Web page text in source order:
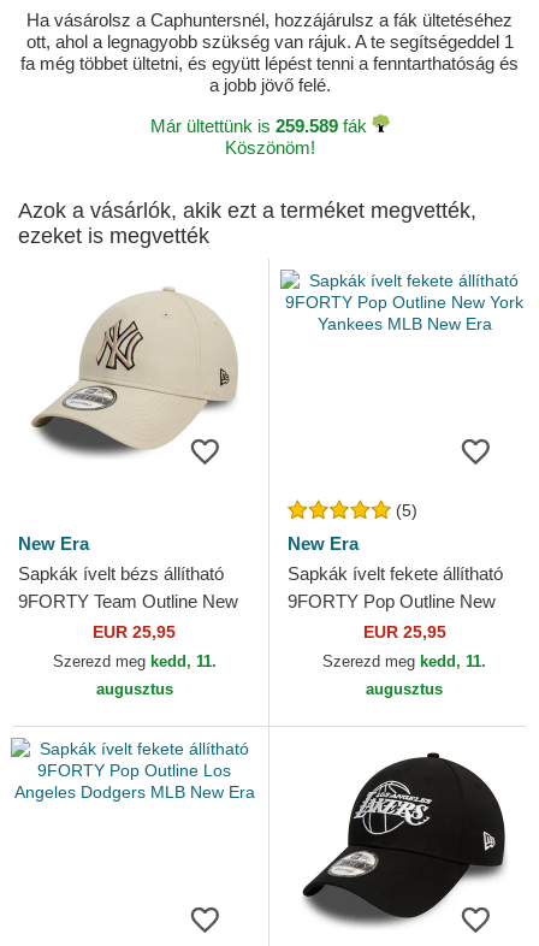
Ha vásárolsz a Caphuntersnél, hozzájárulsz a fák ültetéséhez
ott, ahol a legnagyobb szükség van rájuk. A te segítségeddel 1
fa még többet ültetni, és együtt lépést tenni a fenntarthatóság és
a jobb jövő felé.
Már ültettünk is 259.589fák
Köszönöm!
Azok a vásárlók, akik ezt a terméket megvették,
ezeket is megvették
New Era
Sapkák ívelt bézs állítható
9FORTY Team Outline New
York Yankees MLB New Era
EUR 25,95
Szerezd meg kedd, 11.
augusztus
(5)
New Era
Sapkák ívelt fekete állítható
9FORTY Pop Outline New
York Yankees MLB New Era
EUR 25,95
Szerezd meg kedd, 11.
augusztus